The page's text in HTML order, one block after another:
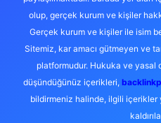
olup, gerçek kurum ve kişiler
Gerçek kurum ve kişiler ile isim
Sitemiz, kar amacı gütmeyen ve
platformudur. Hukuka ve yasal
düşündüğünüz içerikleri,
bildirmeniz halinde, ilgili